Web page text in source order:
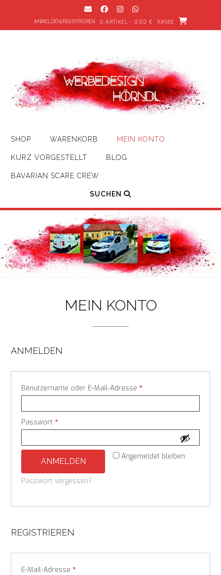
ANMELDEN/REGISTRIEREN 0 ARTIKEL - 0,00 € KASSE
SHOP WARENKORB MEIN KONTO
KURZ VORGESTELLT BLOG
BAVARIAN SCARE CREW
SUCHEN
MEIN KONTO
ANMELDEN
Benutzername oder E-Mail-Adresse *Erforderlich
Passwort *Erforderlich
Angemeldet bleiben
ANMELDEN
Passwort vergessen?
REGISTRIEREN
E-Mail-Adresse *Erforderlich